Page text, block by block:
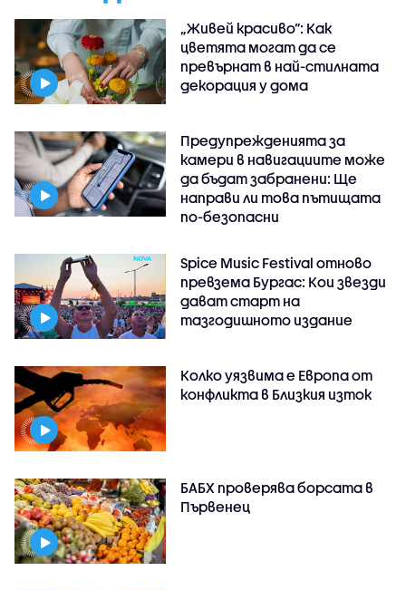
„Живей красиво”: Как
цветята могат да се
превърнат в най-стилната
декорация у дома
Предупрежденията за
камери в навигациите може
да бъдат забранени: Ще
направи ли това пътищата
по-безопасни
Spice Music Festival отново
превзема Бургас: Кои звезди
дават старт на
тазгодишното издание
Колко уязвима е Европа от
конфликта в Близкия изток
БАБХ проверява борсата в
Първенец